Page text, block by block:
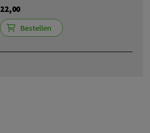
22,00
Bestellen